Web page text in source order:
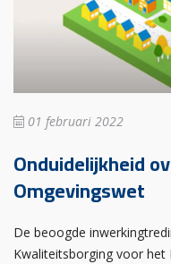
01 februari 2022
Onduidelijkheid
Omgevingswet
De beoogde
Kwaliteitsborging voor het